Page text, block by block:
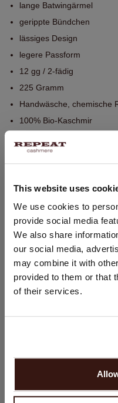
This website uses
We use cookies to
provide social media
We also share
our social media,
may combine it with
provided to them or that
of their services.
lange Batwingärmel
gerippte Bündchen
lässiges Design
legere Passform
12 gg / 2-fädig
225 Gramm
Handwäsche, chemische
100% Bio-Kaschmir
GRÖSSE & SCHNITT
VERSAND &
DAS KÖNNTE
STANDORT
Sie besuchen Repeat
Möchten Sie Ihre
Vereinigte